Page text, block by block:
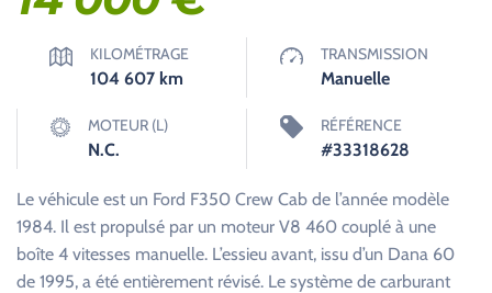
KILOMÉTRAGE
104 607 km
TRANSMISSION
Manuelle
MOTEUR (L)
N.C.
RÉFÉRENCE
#33318628
Le véhicule est un Ford F350 Crew Cab de l’année modèle
1984. Il est propulsé par un moteur V8 460 couplé à une
boîte 4 vitesses manuelle. L’essieu avant, issu d’un Dana 60
de 1995, a été entièrement révisé. Le système de carburant